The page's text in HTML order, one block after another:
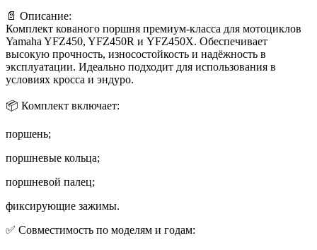
📄 Описание:
Комплект кованого поршня премиум-класса для мотоциклов
Yamaha YFZ450, YFZ450R и YFZ450X. Обеспечивает
высокую прочность, износостойкость и надёжность в
эксплуатации. Идеально подходит для использования в
условиях кросса и эндуро.
📦 Комплект включает:
поршень;
поршневые кольца;
поршневой палец;
фиксирующие зажимы.
✅ Совместимость по моделям и годам: